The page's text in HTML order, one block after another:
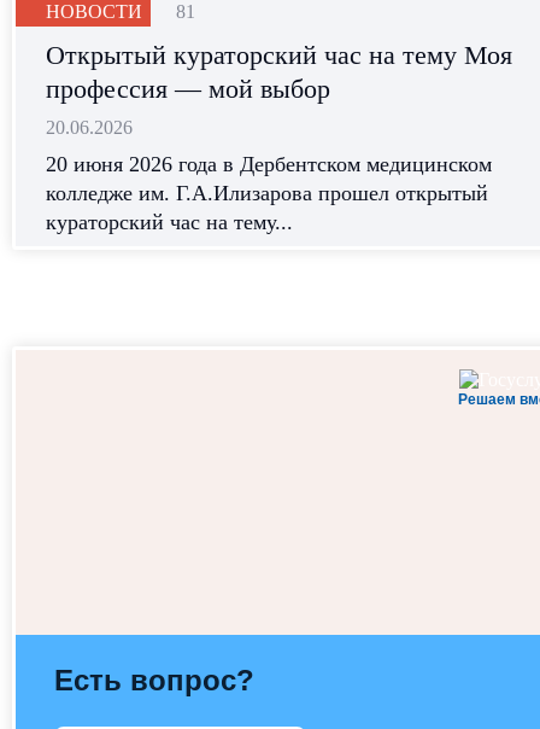
НОВОСТИ 81
Открытый кураторский час на тему Моя
профессия — мой выбор
20.06.2026
20 июня 2026 года в Дербентском медицинском
колледже им. Г.А.Илизарова прошел открытый
кураторский час на тему...
Решаем
Есть вопрос?